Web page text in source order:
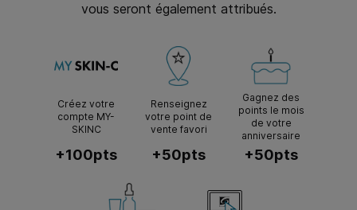
vous seront également attribués.
Créez votre
compte MY-
SKINC
+100pts
Renseignez
votre point de
vente favori
+50pts
Gagnez des
points le mois
de votre
anniversaire
+50pts